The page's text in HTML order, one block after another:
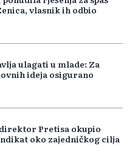
vlasnik ih odbio
ulagati u mlade: Za
ideja osigurano
Pretisa okupio
oko zajedničkog cilja